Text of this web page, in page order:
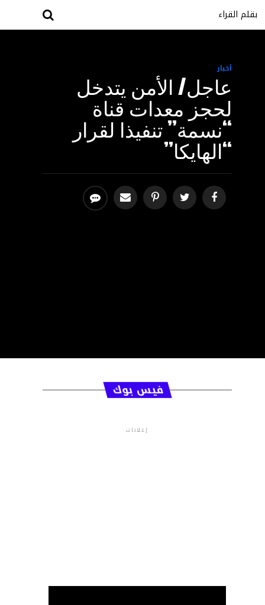
بقلم القراء
أخبار
عاجل/ الأمن يتدخل
لحجز معدات قناة
“نسمة” تنفيذا لقرار
“الهايكا”
فيس بوك
إعلانات